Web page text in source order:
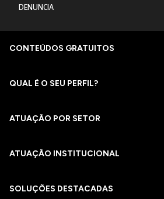
DENUNCIA
CONTEÚDOS GRATUITOS
QUAL É O SEU PERFIL?
ATUAÇÃO POR SETOR
ATUAÇÃO INSTITUCIONAL
SOLUÇÕES DESTACADAS